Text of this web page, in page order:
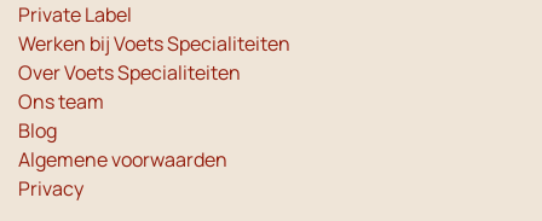
Private Label
Werken bij Voets Specialiteiten
Over Voets Specialiteiten
Ons team
Blog
Algemene voorwaarden
Privacy